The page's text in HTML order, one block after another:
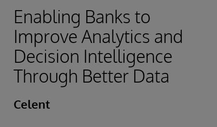
Enabling Banks to
Improve Analytics and
Decision Intelligence
Through Better Data
Celent